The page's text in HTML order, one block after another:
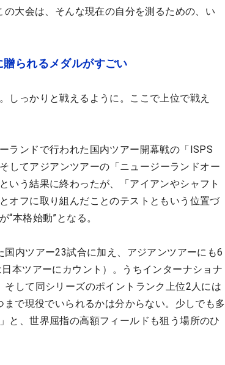
大会は、そんな現在の自分を測るための、い
られるメダルがすごい
しっかりと戦えるように。ここで上位で戦え
ランドで行われた国内ツアー開幕戦の「ISPS
してアジアンツアーの「ニュージーランドオー
いう結果に終わったが、「アイアンやシャフト
オフに取り組んだことのテストともいう位置づ
本格始動”となる。
内ツアー23試合に加え、アジアンツアーにも6
本ツアーにカウント）。うちインターナショナ
して同シリーズのポイントランク上位2人には
で現役でいられるかは分からない。少しでも多
と、世界屈指の高額フィールドも狙う場所のひ